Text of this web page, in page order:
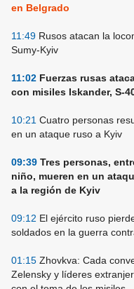
en Belgrado
11:49 Rusos atacan la
Sumy-Kyiv
11:02 Fuerzas rusas
con misiles Iskander, S-
10:21 Cuatro personas
en un ataque ruso a Kyiv
09:39 Tres personas,
niño, mueren en un
a la región de Kyiv
09:12 El ejército ruso
soldados en la guerra
01:15 Zhovkva: Cada
Zelensky y líderes